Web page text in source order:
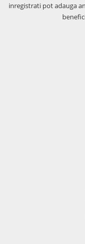
inregistrati pot adauga